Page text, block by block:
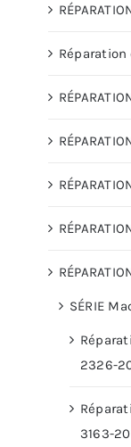
Réparation
SÉRIE
2326-
3163-